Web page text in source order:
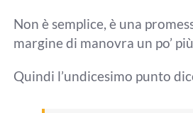
Non è semplice, è una
marginedi manovra un po’
Quindi l’undicesimo punto